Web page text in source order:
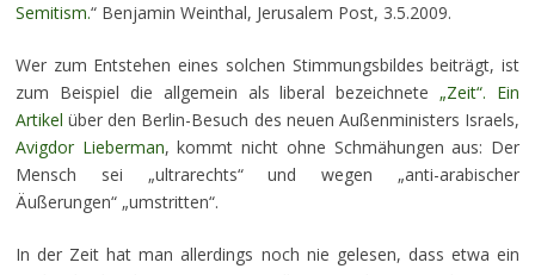
Semitism.“ Benjamin Weinthal, Jerusalem Post, 3.5.2009.
Wer zum Entstehen eines solchen Stimmungsbildes beiträgt, ist
zum Beispiel die allgemein als liberal bezeichnete „Zeit“. Ein
Artikel über den Berlin-Besuch des neuen Außenministers Israels,
Avigdor Lieberman, kommt nicht ohne Schmähungen aus: Der
Mensch sei „ultrarechts“ und wegen „anti-arabischer
Äußerungen“ „umstritten“.
In der Zeit hat man allerdings noch nie gelesen, dass etwa ein